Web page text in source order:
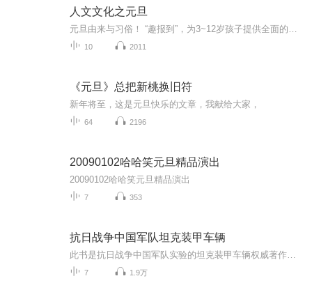
人文文化之元旦
10 2011
《元旦》总把新桃换旧符
新年将至，这是元旦快乐的文章，我献给大家，
64 2196
20090102哈哈笑元旦精品演出
20090102哈哈笑元旦精品演出
7 353
抗日战争中国军队坦克装甲车辆
7 1.9万